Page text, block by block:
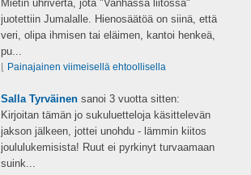
Mietin uhriverta, jota "Vanhassa liitossa"
juotettiin Jumalalle. Hienosäätöä on siinä, että
veri, olipa ihmisen tai eläimen, kantoi henkeä,
pu...
Painajainen viimeisellä ehtoollisella
Salla Tyrväinensanoi 3 vuotta sitten:
Kirjoitan tämän jo sukuluetteloja käsittelevän
jakson jälkeen, jottei unohdu - lämmin kiitos
joululukemisista! Ruut ei pyrkinyt turvaamaan
suink...